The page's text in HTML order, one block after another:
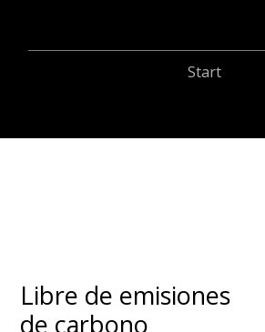
Start
Libre de emisiones
de carbono